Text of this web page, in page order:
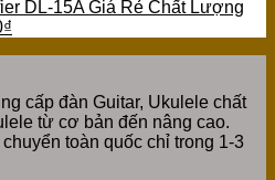
DL-15A Giá Rẻ Chất Lượng
₫
cấp đàn Guitar, Ukulele chất
từ cơ bản đến nâng cao.
toàn quốc chỉ trong 1-3